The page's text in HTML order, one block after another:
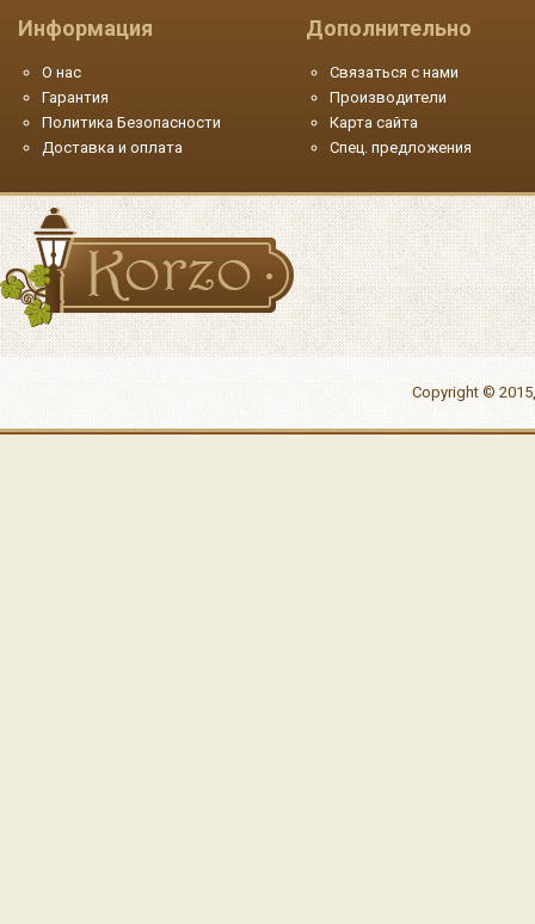
Информация
О нас
Гарантия
Политика Безопасности
Доставка и оплата
Дополнительно
Связаться с нами
Производители
Карта сайта
Спец. предложения
Copyright ©